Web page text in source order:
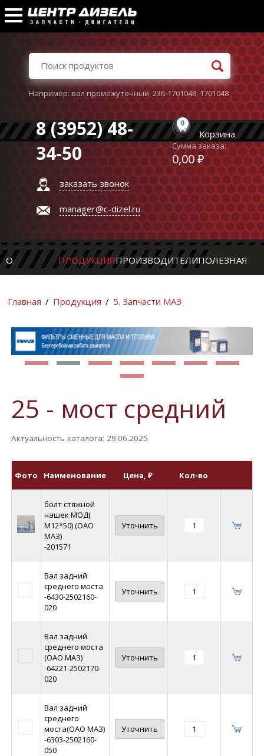
Например:вал промежуточный,236-1701048,1701048
8 (3952) 48-
34-50
заказать звонок
manager@c-dizel.ru
0
Корзина
Сумма заказа:
0,00 ₽
О ПРОДУКЦИЯПРОИЗВОДИТЕЛИПОЛЕЗНАЯ
Главная / Продукция / 5. Запчасти МАЗ
25 - мост средний
Актуальность каталога: 29.06.2025
Фото Наименование Цена, ₽ Кол-во
болт стяжной
чашек МОД(
М12*50) (ОАО
МАЗ)
-201571
Уточнить
Вал задний
среднего моста
-6430-2502160-
020
Уточнить
Вал задний
среднего моста
(ОАО МАЗ)
-64221-2502170-
020
Уточнить
Вал задний
среднего
моста(ОАО МАЗ)
-6303-2502160-
050
Уточнить